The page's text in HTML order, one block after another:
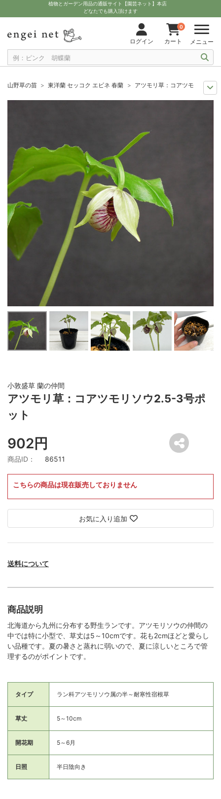
植物とガーデン用品の通販サイト【園芸ネット】本店
どなたでも購入頂けます
ログイン
0
カート メニュー
山野草の苗 東洋蘭 セッコク エビネ 春蘭
アツモリ草：コアツモリソウ
おすすめ植物
ラン科植物 アツモリ草：コアツモリソウ2.5-3号ポット
小敦盛草 蘭の仲間
アツモリ草：コアツモリソウ2.5-3号ポ
ット
902円
商品ID： 86511
こちらの商品は現在販売しておりません
お気に入り追加
送料について
商品説明
北海道から九州に分布する野生ランです。アツモリソウの仲間の
中では特に小型で、草丈は5～10cmです。花も2cmほどと愛らし
い品種です。夏の暑さと蒸れに弱いので、夏に涼しいところで管
理するのがポイントです。
タイプ ラン科アツモリソウ属の半～耐寒性宿根草
草丈 5～10cm
開花期 5～6月
日照 半日陰向き